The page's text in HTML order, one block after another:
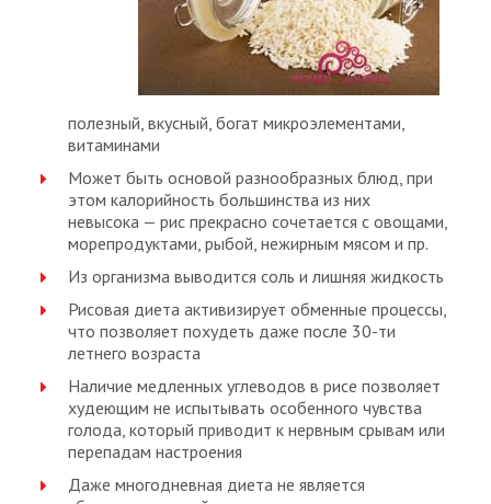
полезный, вкусный, богат микроэлементами,
витаминами
Может быть основой разнообразных блюд, при
этом калорийность большинства из них
невысока — рис прекрасно сочетается с овощами,
морепродуктами, рыбой, нежирным мясом и пр.
Из организма выводится соль и лишняя жидкость
Рисовая диета активизирует обменные процессы,
что позволяет похудеть даже после 30-ти
летнего возраста
Наличие медленных углеводов в рисе позволяет
худеющим не испытывать особенного чувства
голода, который приводит к нервным срывам или
перепадам настроения
Даже многодневная диета не является